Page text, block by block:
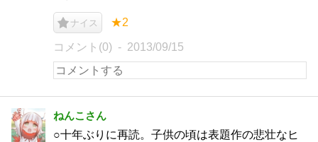
ナイス ★2
コメント(0) 2013/09/15
ねんこさん
○十年ぶりに再読。子供の頃は表題作の悲壮なヒ